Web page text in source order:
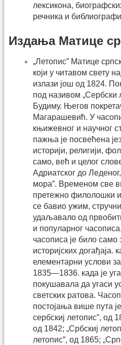
лексикона,
речника и
Издања Матице
„Летопис” Матице
који у читавом свету
излази још од 1824.
под називом „Сербски
Будиму. Његов
Магарашевић. У
књижевног и научног
пажња је посвећена
историји, религији,
само, већ и целог
Адриатског до
мора”. Временом све
претежно филолошки и
се бавио ужим,
удаљавало од
и популарног часописа.
часописа је било само
историјских догађаја.
елементарни услови
1835—1836. када је
покушавала да угаси
светских ратова.
постојања више пута
сербскиј летопис”, од
од 1842; „Србскиј
летопис”, од 1865;